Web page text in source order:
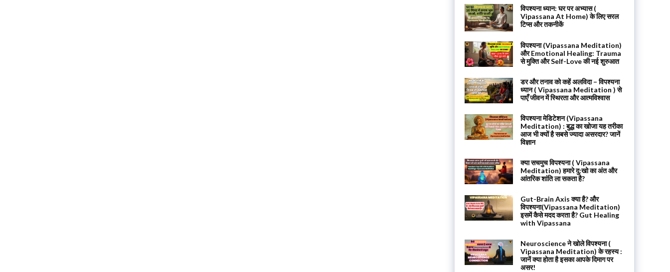
विपश्यना ध्यान: घर पर अभ्यास (
Vipassana At Home) के लिए सरल
टिप्स और तकनीकें
विपश्यना (Vipassana Meditation)
और Emotional Healing: Trauma
से मुक्ति और Self-Love की नई शुरुआत
डर और तनाव को कहें अलविदा – विपश्यना
ध्यान ( Vipassana Meditation ) से
पाएँ जीवन में स्थिरता और आत्मविश्वास
विपश्यना मेडिटेशन (Vipassana
Meditation) : बुद्ध का खोजा यह तरीका
आज भी क्यों है सबसे ज्यादा असरदार? जानें
विज्ञान
क्या सचमुच विपश्यना ( Vipassana
Meditation) हमारे दु:खो का अंत और
आंतरिक शांति ला सकता है?
Gut-Brain Axis क्या है? और
विपश्यना(Vipassana Meditation)
इसमें कैसे मदद करता है? Gut Healing
with Vipassana
Neuroscience ने खोले विपश्यना (
Vipassana Meditation) के रहस्य :
जानें क्या होता है इसका आपके दिमाग पर
असर!